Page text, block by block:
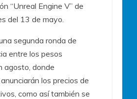
“Unreal Engine V” de
del 13 de mayo.
segunda ronda de
entre los pesos
agosto, donde
los precios de
como así también se